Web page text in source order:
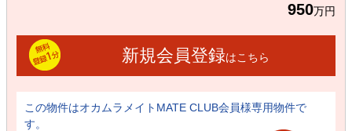
950万円
新規会員登録はこちら
この物件はオカムラメイトMATE CLUB会員様専用物件で
す。